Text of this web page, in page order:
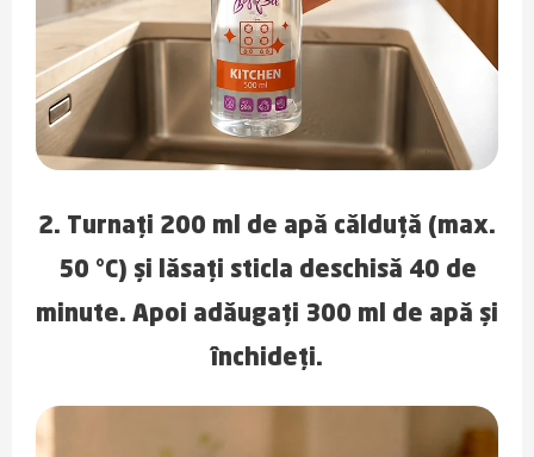
2. Turnați 200 ml de apă călduță (max.
50 °C) și lăsați sticla deschisă 40 de
minute. Apoi adăugați 300 ml de apă și
închideți.